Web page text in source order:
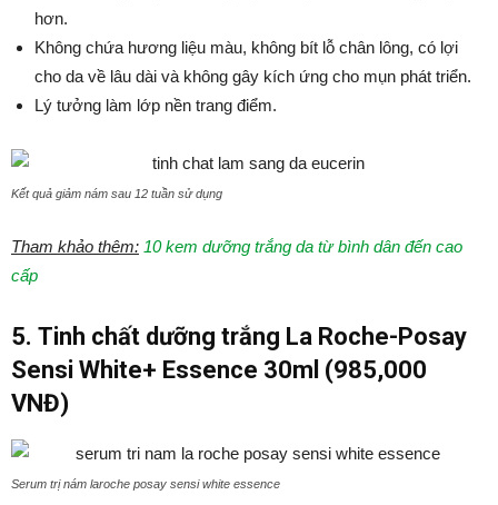
hơn.
Không chứa hương liệu màu, không bít lỗ chân lông, có lợi
cho da về lâu dài và không gây kích ứng cho mụn phát triển.
Lý tưởng làm lớp nền trang điểm.
Kết quả giảm nám sau 12 tuần sử dụng
Tham khảo thêm: 10 kem dưỡng trắng da từ bình dân đến cao
cấp
5. Tinh chất dưỡng trắng La Roche-Posay
Sensi White+ Essence 30ml (985,000
VNĐ)
Serum trị nám laroche posay sensi white essence